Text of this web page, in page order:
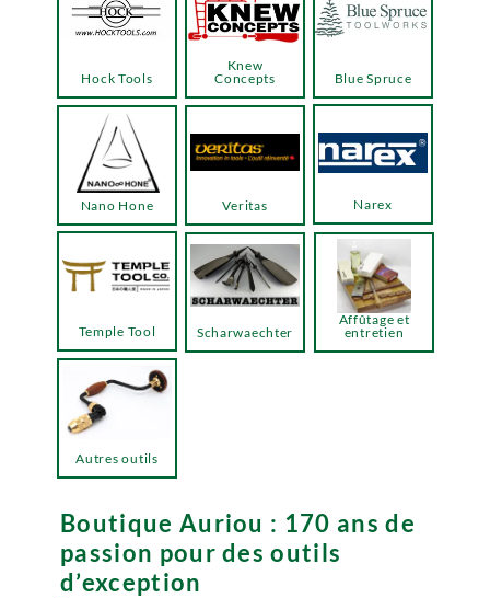
Boutique Auriou : 170 ans de
passion pour des outils
d’exception
Hock Tools
Knew
Concepts
Temple Tool
Blue Spruce
Narex
Veritas
Nano Hone
Autres outils
Scharwaechter
Affûtage et
entretien